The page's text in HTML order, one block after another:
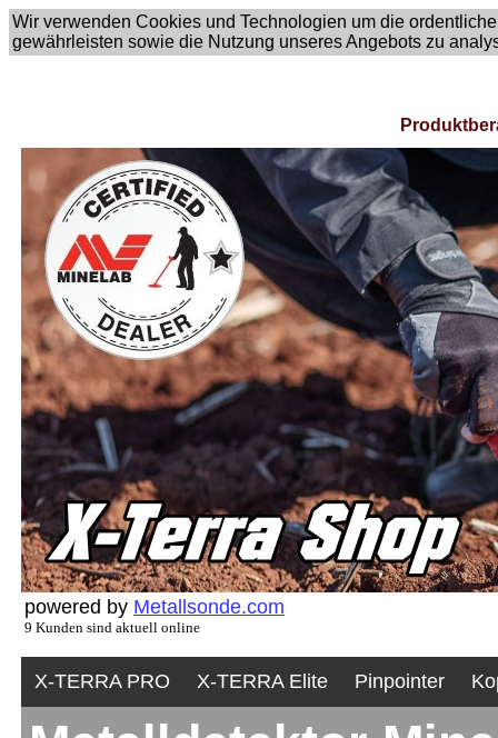
Wir verwenden Cookies und Technologien um die
gewährleisten sowie die Nutzung unseres Angebots zu
powered by Metallsonde.com
9 Kunden sind aktuell online
X-TERRA PRO X-TERRA Elite Pinpointer